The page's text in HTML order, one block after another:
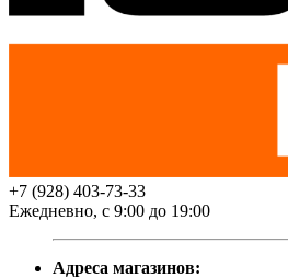
+7 (928) 403-73-33
Ежедневно, с 9:00 до 19:00
Адреса магазинов: